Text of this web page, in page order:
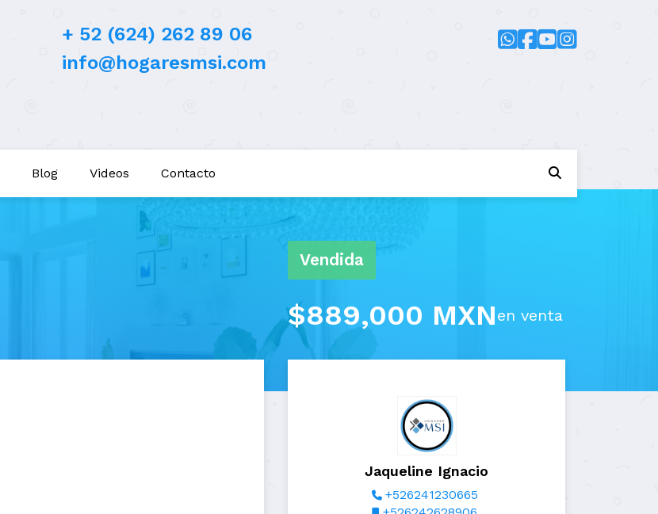
+ 52 (624) 262 89 06
info@hogaresmsi.com
Blog Videos Contacto
Vendida
$889,000 MXNen venta
Jaqueline Ignacio
+526241230665